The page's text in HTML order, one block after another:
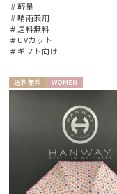
＃軽量
＃晴雨兼用
＃送料無料
＃UVカット
＃ギフト向け
送料無 WOME